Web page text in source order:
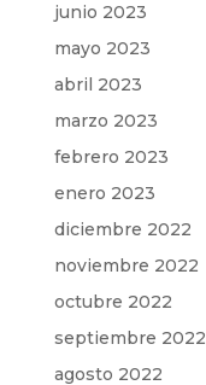
junio 2023
mayo 2023
abril 2023
marzo 2023
febrero 2023
enero 2023
diciembre 2022
noviembre 2022
octubre 2022
septiembre 2022
agosto 2022